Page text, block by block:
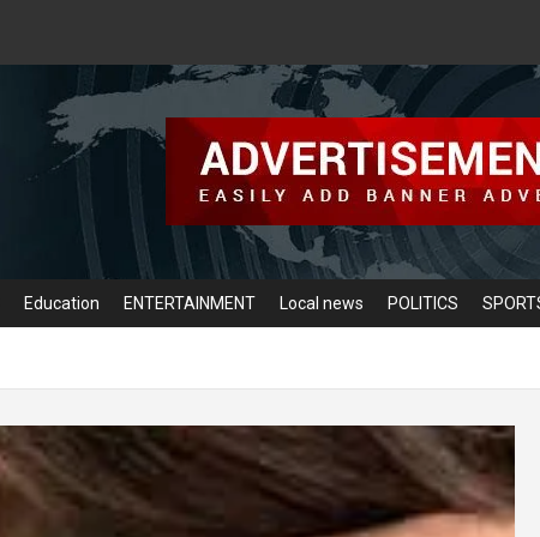
Education ENTERTAINMENT Local news POLITICS